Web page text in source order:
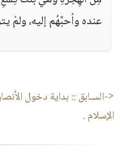
عنده وأحبَّهُم إليه، ولمْ
<-السـابق :: بداية دخول
الإسلام .